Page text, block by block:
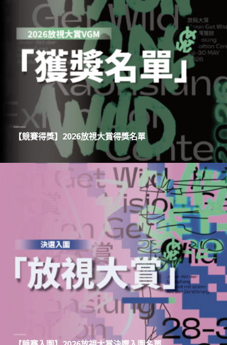
【競賽得獎】2026放視大賞得獎名單